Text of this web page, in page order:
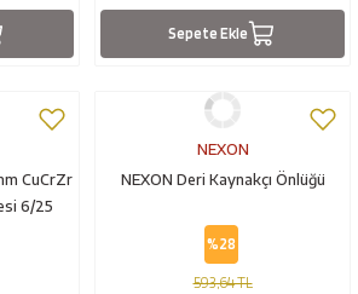
Sepete Ekle
CuCrZr
6/25
NEXON
NEXON Deri Kaynakçı Önlüğü
%28
593,64 TL